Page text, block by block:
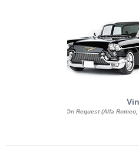
On Request (Alfa